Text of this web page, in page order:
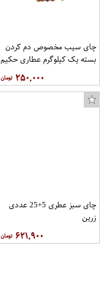
چای سیب مخصوص دم کردن
بسته یک کیلوگرم عطاری حکیم
۲۵۰,۰۰۰
چای سبز عطری 5+25 عددی
زرین
۶۲۱,۹۰۰